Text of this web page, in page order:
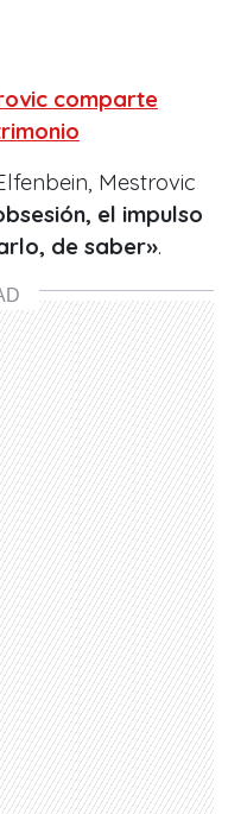
comparte
Mestrovic
el impulso
de saber».